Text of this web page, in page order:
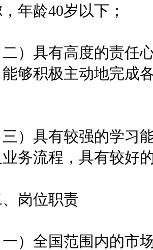
年龄40岁以下；
具有高度的责任心
够积极主动地完成
具有较强的学习能
务流程，具有较好
位职责
全国范围内的市场